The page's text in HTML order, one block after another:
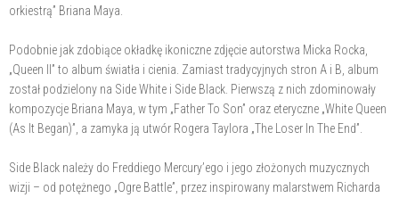
orkiestrą” Briana Maya.
Podobnie jak zdobiące okładkę ikoniczne zdjęcie autorstwa Micka Rocka,
„Queen II” to album światła i cienia. Zamiast tradycyjnych stron A i B, album
został podzielony na Side White i Side Black. Pierwszą z nich zdominowały
kompozycje Briana Maya, w tym „Father To Son” oraz eteryczne „White Queen
(As It Began)”, a zamyka ją utwór Rogera Taylora „The Loser In The End”.
Side Black należy do Freddiego Mercury’ego i jego złożonych muzycznych
wizji – od potężnego „Ogre Battle”, przez inspirowany malarstwem Richarda